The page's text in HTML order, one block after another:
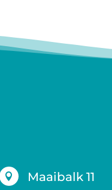
 Maaibalk 11